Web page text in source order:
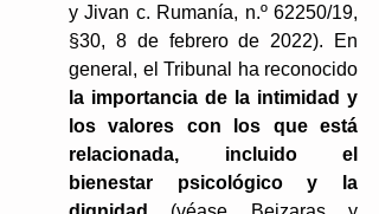
y Jivan c. Rumanía, n.º 62250/19,
§30, 8 de febrero de 2022). En
la importancia de la intimidad y
los valores con los que está
relacionada, incluido el
bienestar psicológico y la